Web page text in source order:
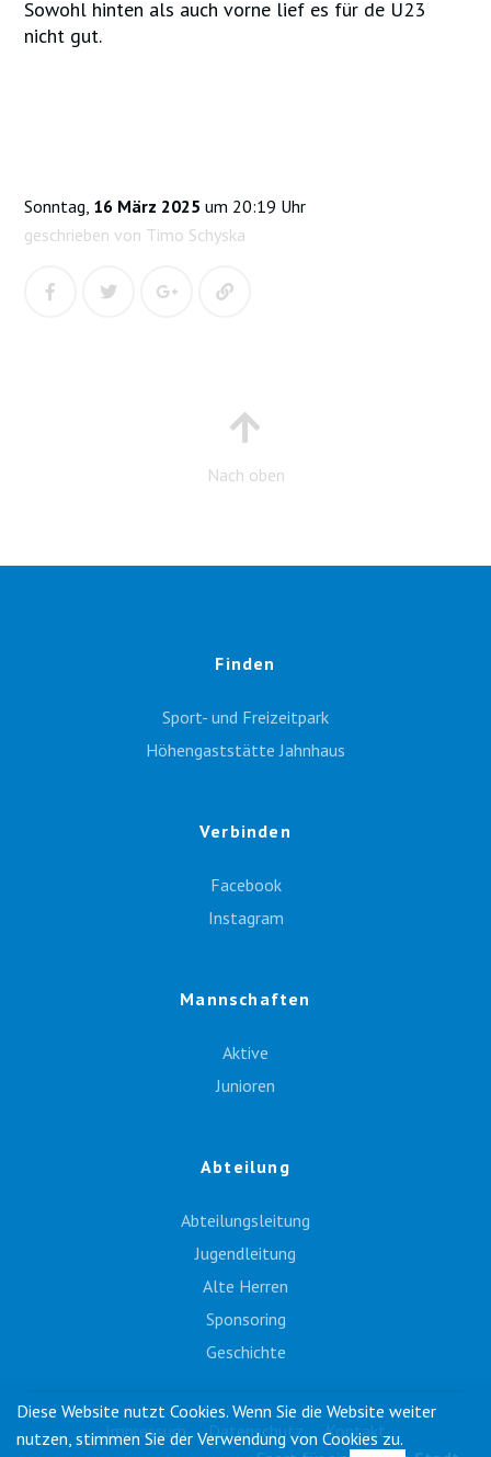
Sowohl hinten als auch vorne lief es für de U23
nicht gut.
Sonntag, 16 März 2025 um 20:19 Uhr
geschrieben von Timo Schyska
Nach oben
Finden
Sport- und Freizeitpark
Höhengaststätte Jahnhaus
Verbinden
Facebook
Instagram
Mannschaften
Aktive
Junioren
Abteilung
Abteilungsleitung
Jugendleitung
Alte Herren
Sponsoring
Geschichte
Impressum Datenschutz
Kontakt
Diese Website nutzt Cookies. Wenn Sie die Website weiter
nutzen, stimmen Sie der Verwendung von Cookies zu.